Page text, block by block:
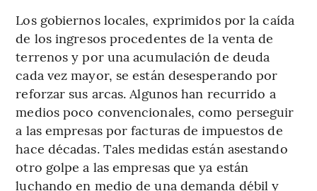
Los gobiernos locales, exprimidos por la caída
de los ingresos procedentes de la venta de
terrenos y por una acumulación de deuda
cada vez mayor, se están desesperando por
reforzar sus arcas. Algunos han recurrido a
medios poco convencionales, como perseguir
a las empresas por facturas de impuestos de
hace décadas. Tales medidas están asestando
otro golpe a las empresas que ya están
luchando en medio de una demanda débil y